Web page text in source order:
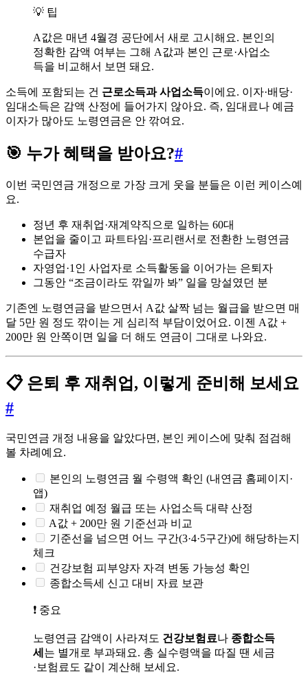
💡 팁
A값은 매년 4월경 공단에서 새로 고시해요. 본인의
정확한 감액 여부는 그해 A값과 본인 근로·사업소
득을 비교해서 보면 돼요.
소득에 포함되는 건 근로소득과 사업소득이에요. 이자·배당·
임대소득은 감액 산정에 들어가지 않아요. 즉, 임대료나 예금
이자가 많아도 노령연금은 안 깎여요.
🎯 누가 혜택을 받아요?#
이번 국민연금 개정으로 가장 크게 웃을 분들은 이런 케이스예
요.
정년 후 재취업·재계약직으로 일하는 60대
본업을 줄이고 파트타임·프리랜서로 전환한 노령연금
수급자
자영업·1인 사업자로 소득활동을 이어가는 은퇴자
그동안 “조금이라도 깎일까 봐” 일을 망설였던 분
기존엔 노령연금을 받으면서 A값 살짝 넘는 월급을 받으면 매
달 5만 원 정도 깎이는 게 심리적 부담이었어요. 이젠 A값 +
200만 원 안쪽이면 일을 더 해도 연금이 그대로 나와요.
📋 은퇴 후 재취업, 이렇게 준비해 보세요
#
국민연금 개정 내용을 알았다면, 본인 케이스에 맞춰 점검해
볼 차례예요.
본인의 노령연금 월 수령액 확인 (내연금 홈페이지·
앱)
재취업 예정 월급 또는 사업소득 대략 산정
A값 + 200만 원 기준선과 비교
기준선을 넘으면 어느 구간(3·4·5구간)에 해당하는지
체크
건강보험 피부양자 자격 변동 가능성 확인
종합소득세 신고 대비 자료 보관
❗ 중요
노령연금 감액이 사라져도 건강보험료나 종합소득
세 는 별개로 부과돼요. 총 실수령액을 따질 땐 세금
·보험료도 같이 계산해 보세요.